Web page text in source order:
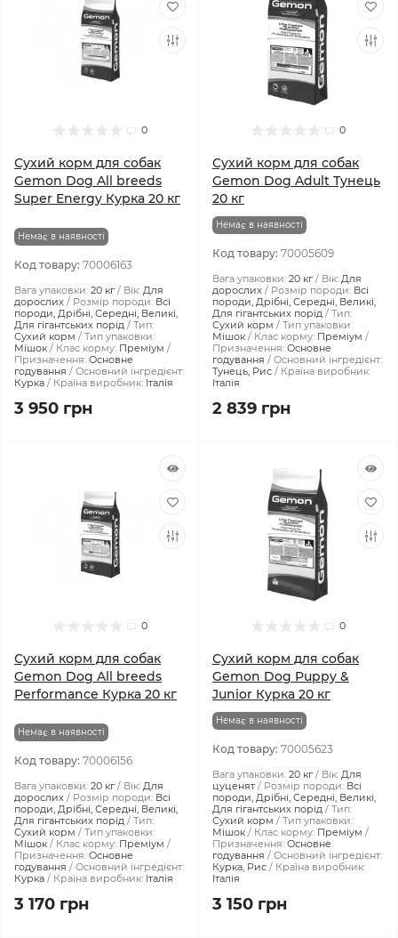
0
Сухий корм для собак
Gemon Dog All breeds
Super Energy Курка 20 кг
Немає в наявності
Код товару: 70006163
Вага упаковки: 20 кг Вік: Для
дорослих
Розмір породи: Всі
породи, Дрібні, Середні, Великі,
Для гігантських порід
Тип:
Сухий корм
Тип упаковки:
Мішок
Клас корму: Преміум
Призначення: Основне
годування
Основний інгредієнт:
Курка
Країна виробник: Італія
3 950 грн
0
Сухий корм для собак
Gemon Dog Adult Тунець
20 кг
Немає в наявності
Код товару: 70005609
Вага упаковки: 20 кг Вік: Для
дорослих
Розмір породи: Всі
породи, Дрібні, Середні, Великі,
Для гігантських порід
Тип:
Сухий корм
Тип упаковки:
Мішок
Клас корму: Преміум
Призначення: Основне
годування
Основний інгредієнт:
Тунець, Рис
Країна виробник:
Італія
2 839 грн
0
Сухий корм для собак
Gemon Dog All breeds
Performance Курка 20 кг
Немає в наявності
Код товару: 70006156
Вага упаковки: 20 кг Вік: Для
дорослих
Розмір породи: Всі
породи, Дрібні, Середні, Великі,
Для гігантських порід
Тип:
Сухий корм
Тип упаковки:
Мішок
Клас корму: Преміум
Призначення: Основне
годування
Основний інгредієнт:
Курка
Країна виробник: Італія
3 170 грн
0
Сухий корм для собак
Gemon Dog Puppy &
Junior Курка 20 кг
Немає в наявності
Код товару: 70005623
Вага упаковки: 20 кг Вік: Для
цуценят
Розмір породи: Всі
породи, Дрібні, Середні, Великі,
Для гігантських порід
Тип:
Сухий корм
Тип упаковки:
Мішок
Клас корму: Преміум
Призначення: Основне
годування
Основний інгредієнт:
Курка, Рис
Країна виробник:
Італія
3 150 грн